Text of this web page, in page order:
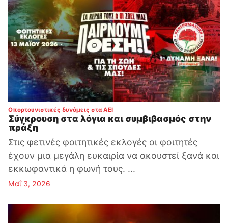
Οπορτουνιστικές δυνάμεις στα ΑΕΙ:
Σύγκρουση στα λόγια και συμβιβασμός στην
πράξη
Στις φετινές φοιτητικές εκλογές οι φοιτητές
έχουν μια μεγάλη ευκαιρία να ακουστεί ξανά και
εκκωφαντικά η φωνή τους. ...
Μαΐ 3, 2026